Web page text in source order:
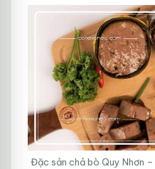
Đặc sản chả bò Quy Nhơn